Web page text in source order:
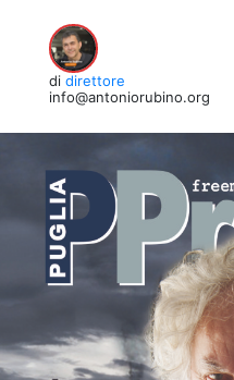
di direttore
info@antoniorubino.org